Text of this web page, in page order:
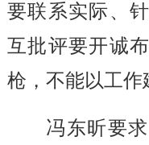
要联系实际、
互批评要开诚
枪，不能以工作
冯东昕要